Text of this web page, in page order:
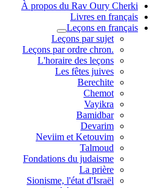
À propos du Rav Oury Cherki
Livres en français
Leçons en français
Leçons par sujet
.Leçons par ordre chron
L'horaire des leçons
Les fêtes juives
Berechite
Chemot
Vayikra
Bamidbar
Devarim
Neviim et Ketouvim
Talmoud
Fondations du judaisme
La prière
Sionisme, l'état d'Israël